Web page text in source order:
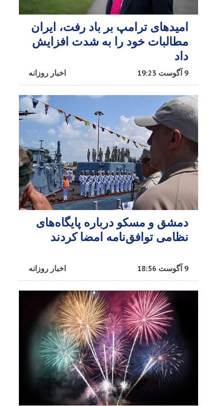
امیدهای ترامپ بر باد رفت، ایران
مطالبات خود را به شدت افزایش
داد
اخبار روزانه 9 آگوست 19:23
دمشق و مسکو درباره پایگاه‌های
نظامی توافق‌نامه امضا کردند
اخبار روزانه 9 آگوست 18:56